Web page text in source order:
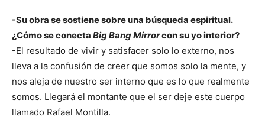
-Su obra se sostiene sobre una búsqueda espiritual.
¿Cómo se conecta Big Bang Mirrorcon su yo interior?
-El resultado de vivir y satisfacer solo lo externo, nos
lleva a la confusión de creer que somos solo la mente, y
nos aleja de nuestro ser interno que es lo que realmente
somos. Llegará el montante que el ser deje este cuerpo
llamado Rafael Montilla.